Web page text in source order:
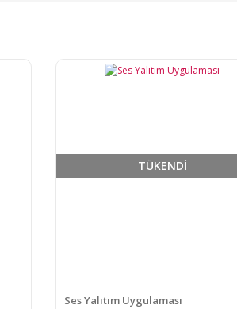
TÜKENDİ
Ses Yalıtım Uygulaması